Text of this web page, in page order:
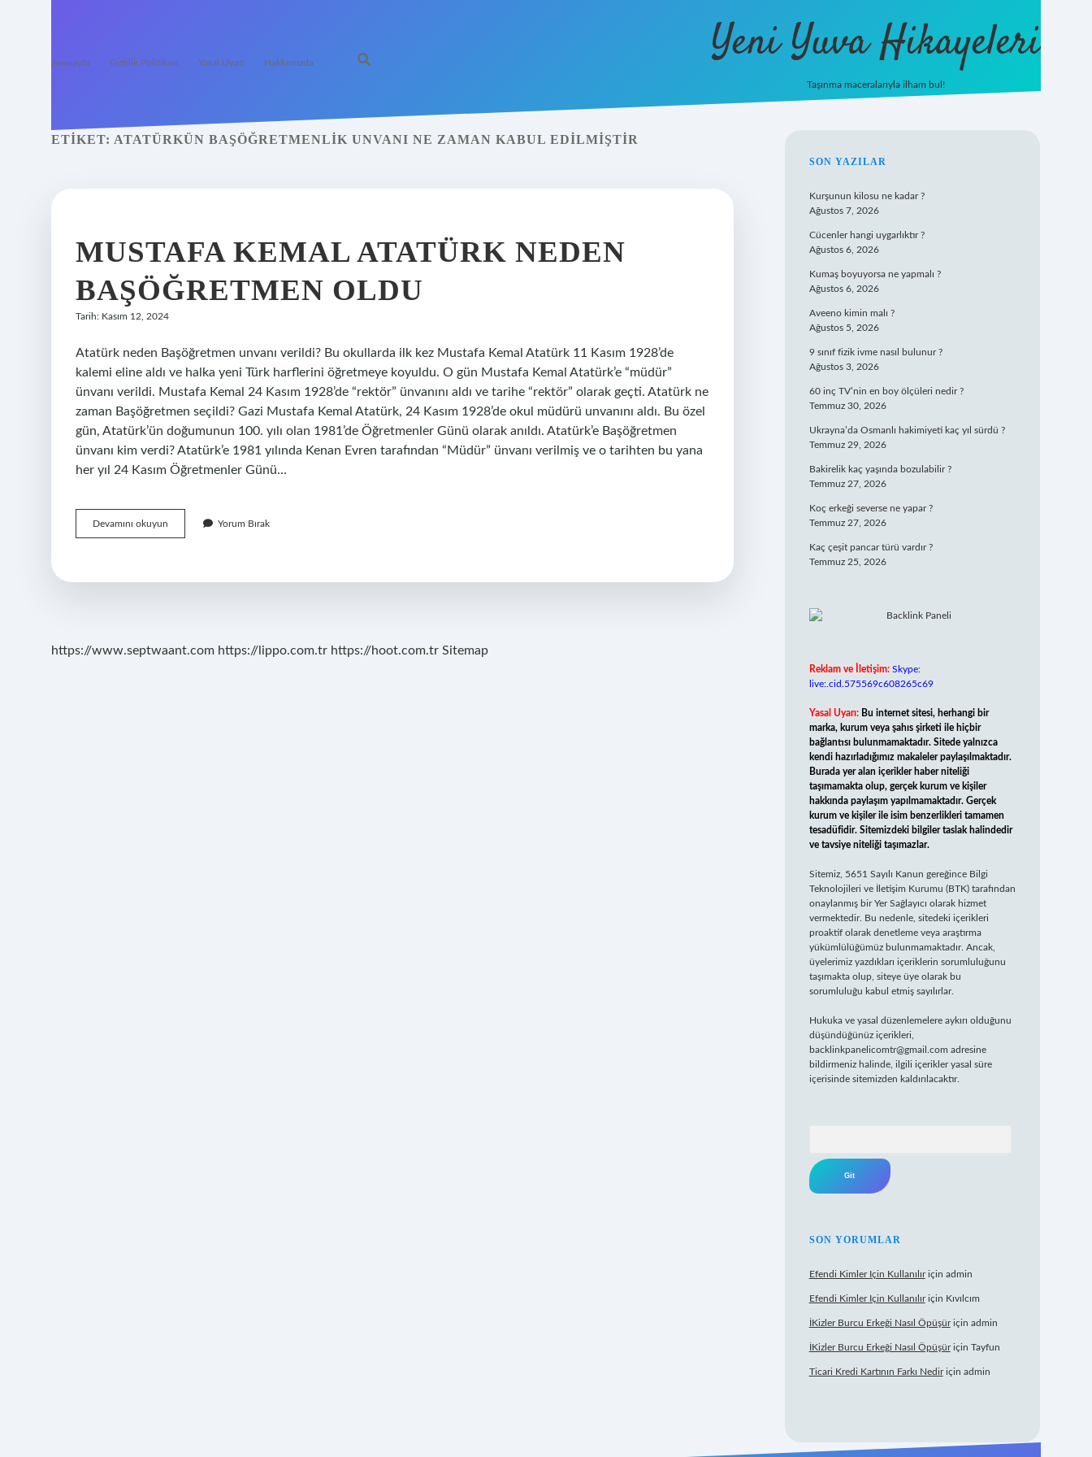
Anasayfa Gizlilik Politikası Yasal Uyarı Hakkımızda Yeni Yuva Hikayeleri
Taşınma maceralarıyla ilham bul!
ETIKET: ATATÜRKÜN BAŞÖĞRETMENLIK UNVANI NE ZAMAN KABUL EDILMIŞTIR
MUSTAFA KEMAL ATATÜRK NEDEN
BAŞÖĞRETMEN OLDU
Tarih: Kasım 12, 2024
Atatürk neden Başöğretmen unvanı verildi? Bu okullarda ilk kez Mustafa Kemal Atatürk 11 Kasım 1928’de
kalemi eline aldı ve halka yeni Türk harflerini öğretmeye koyuldu. O gün Mustafa Kemal Atatürk’e “müdür”
ünvanı verildi. Mustafa Kemal 24 Kasım 1928’de “rektör” ünvanını aldı ve tarihe “rektör” olarak geçti. Atatürk ne
zaman Başöğretmen seçildi? Gazi Mustafa Kemal Atatürk, 24 Kasım 1928’de okul müdürü unvanını aldı. Bu özel
gün, Atatürk’ün doğumunun 100. yılı olan 1981’de Öğretmenler Günü olarak anıldı. Atatürk’e Başöğretmen
ünvanı kim verdi? Atatürk’e 1981 yılında Kenan Evren tarafından “Müdür” ünvanı verilmiş ve o tarihten bu yana
her yıl 24 Kasım Öğretmenler Günü…
Devamını okuyun
Kemal
Başöğretmen
Yorum Bırak
https://www.septwaant.com https://lippo.com.tr https://hoot.com.tr Sitemap
SIDEBAR
SON YAZILAR
Kurşunun kilosu ne kadar ?
Ağustos 7, 2026
Cücenler hangi uygarlıktır ?
Ağustos 6, 2026
Kumaş boyuyorsa ne yapmalı ?
Ağustos 6, 2026
Aveeno kimin malı ?
Ağustos 5, 2026
9 sınıf fizik ivme nasıl bulunur ?
Ağustos 3, 2026
60 inç TV’nin en boy ölçüleri nedir ?
Temmuz 30, 2026
Ukrayna’da Osmanlı hakimiyeti kaç yıl sürdü ?
Temmuz 29, 2026
Bakirelik kaç yaşında bozulabilir ?
Temmuz 27, 2026
Koç erkeği severse ne yapar ?
Temmuz 27, 2026
Kaç çeşit pancar türü vardır ?
Temmuz 25, 2026
Reklam ve İletişim: Skype:
live:.cid.575569c608265c69
Yasal Uyarı: Bu internet sitesi, herhangi bir
marka, kurum veya şahıs şirketi ile hiçbir
bağlantısı bulunmamaktadır. Sitede yalnızca
kendi hazırladığımız makaleler paylaşılmaktadır.
Burada yer alan içerikler haber niteliği
taşımamakta olup, gerçek kurum ve kişiler
hakkında paylaşım yapılmamaktadır. Gerçek
kurum ve kişiler ile isim benzerlikleri tamamen
tesadüfidir. Sitemizdeki bilgiler taslak halindedir
ve tavsiye niteliği taşımazlar.
Sitemiz, 5651 Sayılı Kanun gereğince Bilgi
Teknolojileri ve İletişim Kurumu (BTK) tarafından
onaylanmış bir Yer Sağlayıcı olarak hizmet
vermektedir. Bu nedenle, sitedeki içerikleri
proaktif olarak denetleme veya araştırma
yükümlülüğümüz bulunmamaktadır. Ancak,
üyelerimiz yazdıkları içeriklerin sorumluluğunu
taşımakta olup, siteye üye olarak bu
sorumluluğu kabul etmiş sayılırlar.
Hukuka ve yasal düzenlemelere aykırı olduğunu
düşündüğünüz içerikleri,
backlinkpanelicomtr@gmail.com adresine
bildirmeniz halinde, ilgili içerikler yasal süre
içerisinde sitemizden kaldırılacaktır.
SON YORUMLAR
Efendi Kimler Için Kullanılıriçin admin
Efendi Kimler Için Kullanılıriçin Kıvılcım
İKizler Burcu Erkeği Nasıl Öpüşüriçin admin
İKizler Burcu Erkeği Nasıl Öpüşüriçin Tayfun
Ticari Kredi Kartının Farkı Nediriçin admin